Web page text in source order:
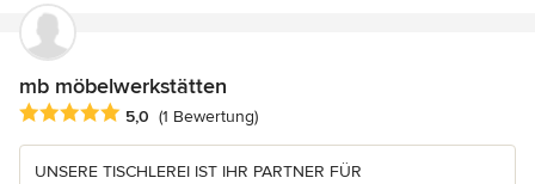
mb möbelwerkstätten
Durchschnittliche Bewertung: 5 von 5 Sternen
5,0 (1 Bewertung)
UNSERE TISCHLEREI IST IHR PARTNER FÜR